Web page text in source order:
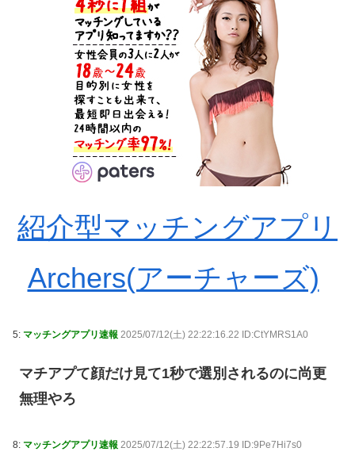
紹介型マッチングアプリ
Archers(アーチャーズ)
5: マッチングアプリ速報 2025/07/12(土) 22:22:16.22 ID:CtYMRS1A0
マチアプて顔だけ見て1秒で選別されるのに尚更
無理やろ
8: マッチングアプリ速報 2025/07/12(土) 22:22:57.19 ID:9Pe7Hi7s0